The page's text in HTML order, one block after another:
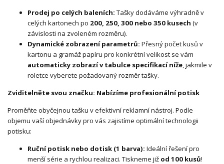
Prodej po celých baleních: Tašky dodáváme výhradně v
celých kartonech po 200, 250, 300 nebo 350 kusech (v
závislosti na zvoleném rozměru).
Dynamické zobrazení parametrů: Přesný počet kusů v
kartonu a gramáž papíru pro konkrétní velikost se vám
automaticky zobrazí v tabulce specifikací níže, jakmile v
roletce vyberete požadovaný rozměr tašky.
Zviditelněte svou značku: Nabízíme profesionální potisk
Proměňte obyčejnou tašku v efektivní reklamní nástroj. Podle
objemu vaší objednávky pro vás zajistíme optimální technologii
potisku:
Ruční potisk nebo dotisk (1 barva): Ideální řešení pro
menší série a rychlou realizaci. Tiskneme již od 100 kusů!